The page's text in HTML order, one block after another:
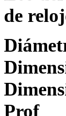
de
Prof